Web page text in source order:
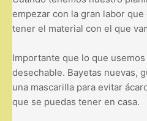
empezar con la gran labor
tener el material con el que
Importante que lo que
desechable. Bayetas nuevas,
una mascarilla para evitar
que se puedas tener en casa.